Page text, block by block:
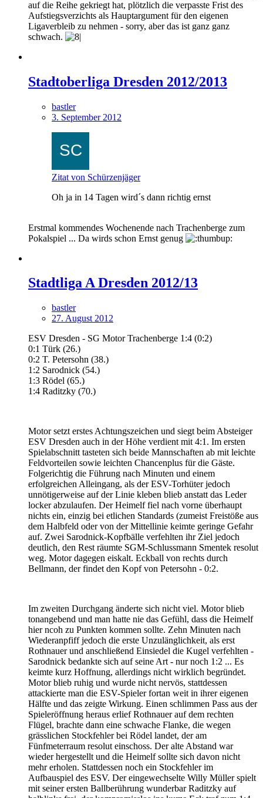
auf die Reihe gekriegt hat, plötzlich die verpasste Frist des
Aufstiegsverzichts als Hauptargument für den eigenen
Ligaverbleib zu nehmen - sorry, aber das ist ganz ganz
schwach.
Stadtoberliga Dresden 2012/2013
bastler
3. September 2012
Zitat von Schürzenjäger
Oh ja in 14 Tagen wird´s dann richtig ernst
Erstmal kommendes Wochenende nach Trachenberge zum
Pokalspiel ... Da wirds schon Ernst genug
Stadtliga A Dresden 2012/13
bastler
27. August 2012
ESV Dresden - SG Motor Trachenberge 1:4 (0:2)
0:1 Türk (26.)
0:2 T. Petersohn (38.)
1:2 Sarodnick (54.)
1:3 Rödel (65.)
1:4 Raditzky (70.)
Motor setzt erstes Achtungszeichen und siegt beim Absteiger
ESV Dresden auch in der Höhe verdient mit 4:1. Im ersten
Spielabschnitt tasteten sich beide Mannschaften ab mit leichte
Feldvorteilen sowie leichten Chancenplus für die Gäste.
Folgerichtig die Führung nach Minuten und einem
erfolgreichen Alleingang, als der ESV-Torhüter jedoch
unnötigerweise auf der Linie kleben blieb anstatt das Leder
locker abzulaufen. Der Heimelf fiel nach vorne überhaupt
nichts ein, einzig bei etlichen Standards (zumeist Freistöße aus
dem Halbfeld oder von der Mittellinie keimte geringe Gefahr
auf. Zwei Sarodnick-Kopfbälle verfehlten ihr Ziel jedoch
deutlich, den Rest räumte SGM-Schlussmann Smentek resolut
weg. Motor dagegen eiskalt. Eckball von rechts durch
Bellmann, der findet den Kopf von Petersohn - 0:2.
Im zweiten Durchgang änderte sich nicht viel. Motor blieb
tonangebend und man hatte nie das Gefühl, dass die Heimelf
hier ncoh zu Punkten kommen sollte. Zehn Minuten nach
Wiederanpfiff jedoch die erste Unzulänglichkeit, als erst
Rothnauer und anschließend Einsiedel die Kugel verfehlten -
Sarodnick bedankte sich auf seine Art - nur noch 1:2 ... Es
keimte kurz Hoffnung, allerdings nicht wirklich begründet.
Motor blieb ruhig und wurde nicht nervös, stattdessen
attackierte man die ESV-Spieler fortan weit in ihrer eigenen
Hälfte und das zeigte Wirkung. Einen schlimmen Pass aus der
Spieleröffnung heraus erlief Rothnauer auf dem rechten
Flügel, brachte dann eine schwache Flanke, die wegen
grässlichen Stockfehler bei Rödel landet, der am
Fünfmeterraum resolut einschoss. Der alte Abstand war
wieder hergestellt und die Heimelf sollte sich davon nicht
mehr erholen. Stattdessen noch ein Stockfehler im
Aufbauspiel des ESV. Der eingewechselte Willy Müller spielt
mit seiner ersten Ballberührung wunderbar Raditzky auf